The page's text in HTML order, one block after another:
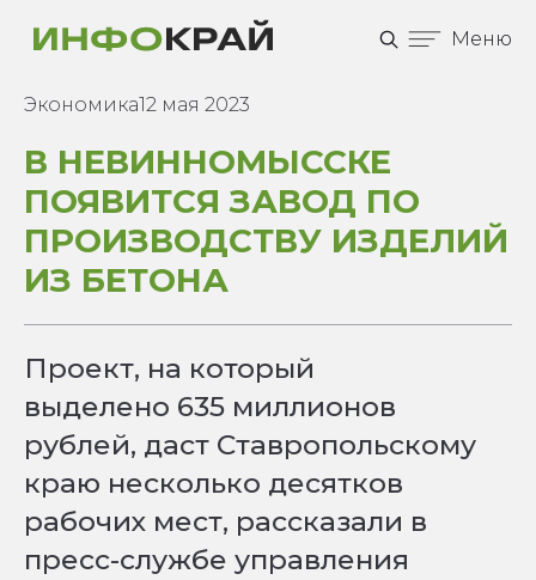
Меню
Экономика12 мая 2023
В НЕВИННОМЫССКЕ
ПОЯВИТСЯ ЗАВОД ПО
ПРОИЗВОДСТВУ ИЗДЕЛИЙ
ИЗ БЕТОНА
Проект, на который
выделено 635 миллионов
рублей, даст Ставропольскому
краю несколько десятков
рабочих мест, рассказали в
пресс-службе управления